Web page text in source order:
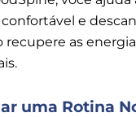
e
recupere as
uma Rotina